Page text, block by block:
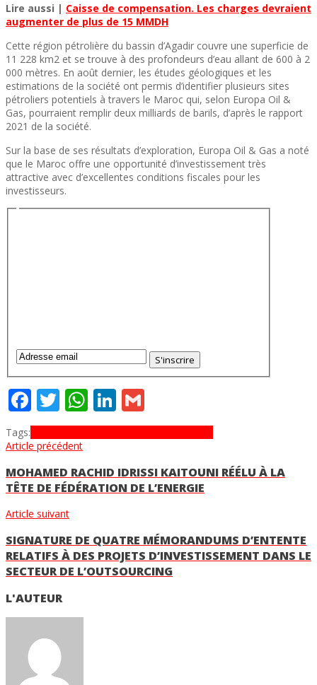
Lire aussi | Caisse de compensation. Les charges devraient
augmenter de plus de 15 MMDH
Cette région pétrolière du bassin d’Agadir couvre une superficie de
11 228 km2 et se trouve à des profondeurs d’eau allant de 600 à 2
000 mètres. En août dernier, les études géologiques et les
estimations de la société ont permis d’identifier plusieurs sites
pétroliers potentiels à travers le Maroc qui, selon Europa Oil &
Gas, pourraient remplir deux milliards de barils, d’après le rapport
2021 de la société.
Sur la base de ses résultats d’exploration, Europa Oil & Gas a noté
que le Maroc offre une opportunité d’investissement très
attractive avec d’excellentes conditions fiscales pour les
investisseurs.
Facebook
Twitter
WhatsApp
LinkedIn
Tags:
Article précédent
MOHAMED RACHID IDRISSI KAITOUNI RÉÉLU À LA
TÊTE DE FÉDÉRATION DE L’ENERGIE
Article suivant
SIGNATURE DE QUATRE MÉMORANDUMS D’ENTENTE
RELATIFS À DES PROJETS D’INVESTISSEMENT DANS LE
SECTEUR DE L’OUTSOURCING
L'AUTEUR